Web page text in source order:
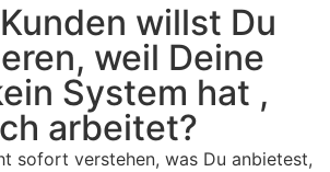
willst Du
weil Deine
System hat ,
arbeitet?
sofort verstehen, was Du anbietest,